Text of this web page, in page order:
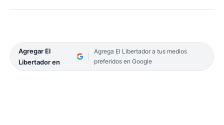
Agregar El
Libertador en
Agrega El Libertador a tus medios
preferidos en Google